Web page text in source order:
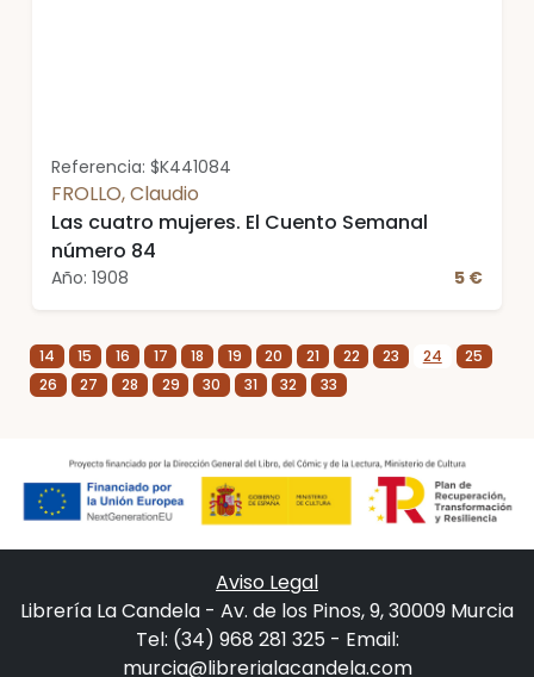
Referencia: $K441084
FROLLO, Claudio
Las cuatro mujeres. El Cuento Semanal
número 84
Año: 1908 5 €
14 15 16 17 18 19 20 21 22 23 24
25
26
27 28 29 30 31 32 33
Aviso Legal
Librería La Candela - Av. de los Pinos, 9, 30009 Murcia
Tel: (34) 968 281 325 - Email:
murcia@librerialacandela.com